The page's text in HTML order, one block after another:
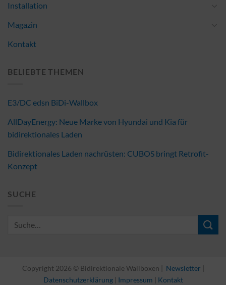
Installation
Magazin
Kontakt
BELIEBTE THEMEN
E3/DC edsn BiDi-Wallbox
AllDayEnergy: Neue Marke von Hyundai und Kia für
bidirektionales Laden
Bidirektionales Laden nachrüsten: CUBOS bringt Retrofit-
Konzept
SUCHE
Copyright 2026 © Bidirektionale Wallboxen | Newsletter
Datenschutzerklärung
Impressum Kontakt